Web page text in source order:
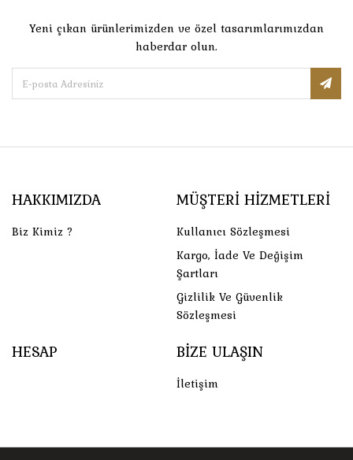
Yeni çıkan ürünlerimizden ve özel tasarımlarımızdan
haberdar olun.
HAKKIMIZDA
Biz Kimiz ?
MÜŞTERI HIZMETLERI
Kullanıcı Sözleşmesi
Kargo, İade Ve Değişim
Şartları
Gizlilik Ve Güvenlik
Sözleşmesi
HESAP BIZE ULAŞIN
İletişim